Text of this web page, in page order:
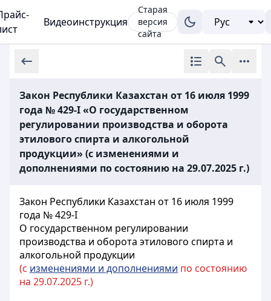
Видеоинструкция
Старая
версия
сайта
Закон Республики Казахстан от 16 июля 1999
года № 429-I «О государственном
регулировании производства и оборота
этилового спирта и алкогольной
продукции» (с изменениями и
дополнениями по состоянию на 29.07.2025 г.)
Закон Республики Казахстан от 16 июля 1999
года № 429-I
О государственном регулировании
производства и оборота этилового спирта и
алкогольной продукции
(с изменениями и дополнениями по состоянию
на 29.07.2025 г.)